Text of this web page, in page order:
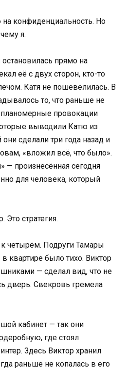
конфиденциальность. Но
я.
прямо на
её с двух сторон, кто-то
Катя не пошевелилась. В
то, что раньше не
планомерные провокации
выводили Катю из
сделали три года назад и
«вложил всё, что было».
— произнесённая сегодня
для человека, который
Это стратегия.
четырём. Подруги Тамары
квартире было тихо. Виктор
— сделал вид, что не
дверь. Свекровь гремела
кабинет — так они
где стоял
Здесь Виктор хранил
раньше не копалась в его